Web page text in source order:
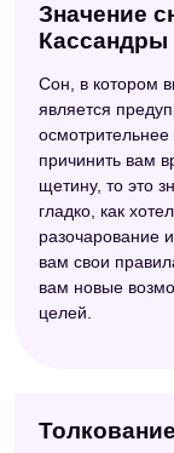
Сонник
Сонник
Значение
Кассандры
Сон, в котором
является
осмотрительнее
причинить вам
щетину, то это
гладко, как
разочарование
вам свои
вам новые
целей.